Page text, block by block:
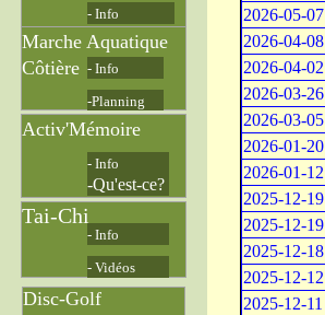
Tai-Chi
Activ'Mémoire
-Planning
- Info
- Info
- Info
Marche Aquatique
Côtière
- Vidéos
-Qu'est-ce?
- Info
Disc-Golf
2026-05-07
2026-04-08
2026-04-02
2026-03-26
2026-03-05
2026-01-20
2026-01-12
2025-12-19
2025-12-19
2025-12-18
2025-12-12
2025-12-11